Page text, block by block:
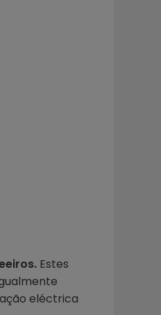
Estes
eléctrica